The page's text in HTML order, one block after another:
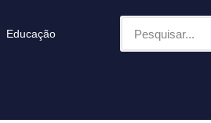
Educação